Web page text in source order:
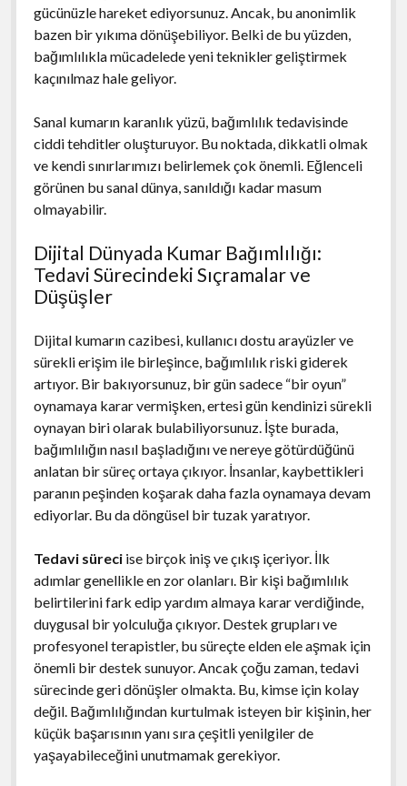
gücünüzle hareket ediyorsunuz. Ancak, bu anonimlik
bazen bir yıkıma dönüşebiliyor. Belki de bu yüzden,
bağımlılıkla mücadelede yeni teknikler geliştirmek
kaçınılmaz hale geliyor.
Sanal kumarın karanlık yüzü, bağımlılık tedavisinde
ciddi tehditler oluşturuyor. Bu noktada, dikkatli olmak
ve kendi sınırlarımızı belirlemek çok önemli. Eğlenceli
görünen bu sanal dünya, sanıldığı kadar masum
olmayabilir.
Dijital Dünyada Kumar Bağımlılığı:
Tedavi Sürecindeki Sıçramalar ve
Düşüşler
Dijital kumarın cazibesi, kullanıcı dostu arayüzler ve
sürekli erişim ile birleşince, bağımlılık riski giderek
artıyor. Bir bakıyorsunuz, bir gün sadece “bir oyun”
oynamaya karar vermişken, ertesi gün kendinizi sürekli
oynayan biri olarak bulabiliyorsunuz. İşte burada,
bağımlılığın nasıl başladığını ve nereye götürdüğünü
anlatan bir süreç ortaya çıkıyor. İnsanlar, kaybettikleri
paranın peşinden koşarak daha fazla oynamaya devam
ediyorlar. Bu da döngüsel bir tuzak yaratıyor.
Tedavi süreciise birçok iniş ve çıkış içeriyor. İlk
adımlar genellikle en zor olanları. Bir kişi bağımlılık
belirtilerini fark edip yardım almaya karar verdiğinde,
duygusal bir yolculuğa çıkıyor. Destek grupları ve
profesyonel terapistler, bu süreçte elden ele aşmak için
önemli bir destek sunuyor. Ancak çoğu zaman, tedavi
sürecinde geri dönüşler olmakta. Bu, kimse için kolay
değil. Bağımlılığından kurtulmak isteyen bir kişinin, her
küçük başarısının yanı sıra çeşitli yenilgiler de
yaşayabileceğini unutmamak gerekiyor.